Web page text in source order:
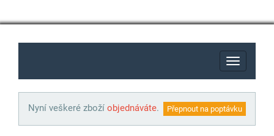
Toggle
navigation
Nyní veškeré zboží objednáváte.